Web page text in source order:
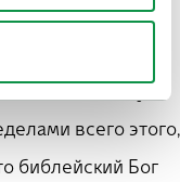
каждого
Только у
всего этого,
библейский Бог